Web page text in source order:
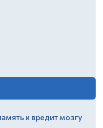
и вредит мозгу